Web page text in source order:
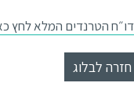
הטרנדים המלא לחץ
חזרה לבלוג